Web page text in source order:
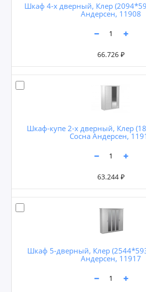
Шкаф 4-х дверный, Клер
Андерсен, 11908
66.726 ₽
Шкаф-купе 2-х дверный, Клер
Сосна Андерсен,
63.244 ₽
Шкаф 5-дверный, Клер
Андерсен, 11917